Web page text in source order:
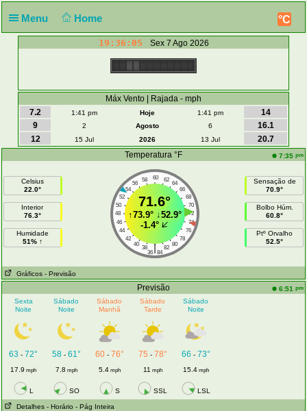
Menu Home °C
19:36:05 Sex 7 Ago 2026
Máx Vento | Rajada - mph
7.2
1:41 pm Hoje 1:41 pm
14
9
2 Agosto 6
16.1
12
15 Jul 2026 13 Jul
20.7
Temperatura °F
7:35 pm
Celsius
22.0°
Interior
76.3°
Humidade
51% ↑
60
58 62
56
64
54
66
52
68
50
70
48
72
46
74
44
76
42
78
40
80
38 82
|
36 84
71.6°
↑73.9°↓52.9°
-1.4°
Sensação de
70.9°
Bolbo Húm.
60.8°
Ptº Orvalho
52.5°
Gráficos - Previsão
Previsão 6:51 pm
Sexta
Noite
Sábado
Noite
Sábado
Manhã
Sábado
Tarde
Sábado
Noite
63 - 72° 58- 61° 60- 76° 75 - 78° 66 - 73°
17.9 mph 7.8 mph 5.4mph 11 mph 15.4mph
L SO S SSL LSL
Detalhes - Horário - Pág Inteira